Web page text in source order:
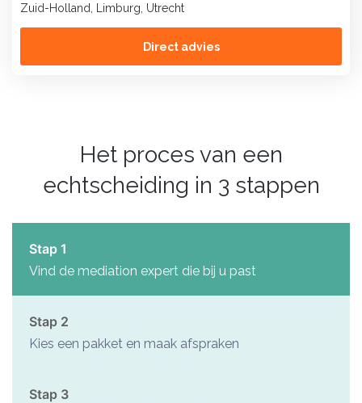
Zuid-Holland, Limburg, Utrecht
Direct advies
Het proces van een
echtscheiding in 3 stappen
Stap 1
Vind de mediation expert die bij u past
Stap 2
Kies een pakket en maak afspraken
Stap 3